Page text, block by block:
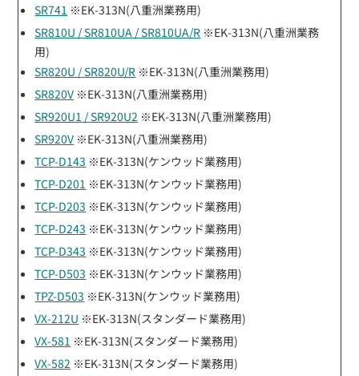
SR741 ※EK-313N(八重洲業務用)
SR810U / SR810UA / SR810UA/R ※EK-313N(八重洲業務
用)
SR820U / SR820U/R ※EK-313N(八重洲業務用)
SR820V ※EK-313N(八重洲業務用)
SR920U1 / SR920U2 ※EK-313N(八重洲業務用)
SR920V ※EK-313N(八重洲業務用)
TCP-D143 ※EK-313N(ケンウッド業務用)
TCP-D201 ※EK-313N(ケンウッド業務用)
TCP-D203 ※EK-313N(ケンウッド業務用)
TCP-D243 ※EK-313N(ケンウッド業務用)
TCP-D343 ※EK-313N(ケンウッド業務用)
TCP-D503 ※EK-313N(ケンウッド業務用)
TPZ-D503 ※EK-313N(ケンウッド業務用)
VX-212U ※EK-313N(スタンダード業務用)
VX-581 ※EK-313N(スタンダード業務用)
VX-582 ※EK-313N(スタンダード業務用)